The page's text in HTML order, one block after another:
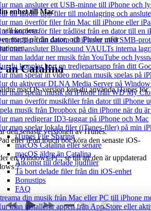
man ansluter ett USB-minne till iPhone och
du laddar upp filer till molnlagring och
man överför filer från Mac till iPhone eller
man överför filer trådlöst från en dator till en
filer från datorn till iPhone med SMB-
man ansluter Bluesound VAULTs interna
man laddar ner musik från YouTube och
du kopplar bort en tredjepartsapp från ditt
man spelar in video medan musik spelas på
du aktiverar DLNA Media Server på
man spelar musik på iPhone från WD My
man överför musikfiler från dator till iPhone
musik från Dropbox på din iPhone när du
man redigerar ID3-taggar på iPhone och Mac
man spelar lokala filer (iTunes-filer) på min
iTunes File Sharing
macOS Catalina eller senare
macOS äldre än Catalina
Åtkomst till delade ljudfiler
Ta bort delade filer från din iOS-enhet
Bonustips
FAQ
din musik från Mac eller PC till iPhone
man installerar appen från App Store eller
enhet till Mac
vill kopiera.
mapp på din dator, och Finder utför
än Catalina
macOS-version kan du använda iTunes för
den senaste versionen av iTunes.
eller iPod touch bör köra den senaste iOS-
en Windows-PC, se till att den är uppdaterad
7.